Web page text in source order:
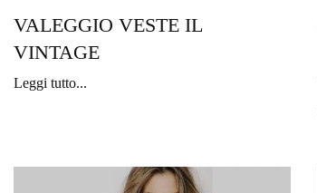
VALEGGIO VESTE IL
VINTAGE
Leggi tutto...